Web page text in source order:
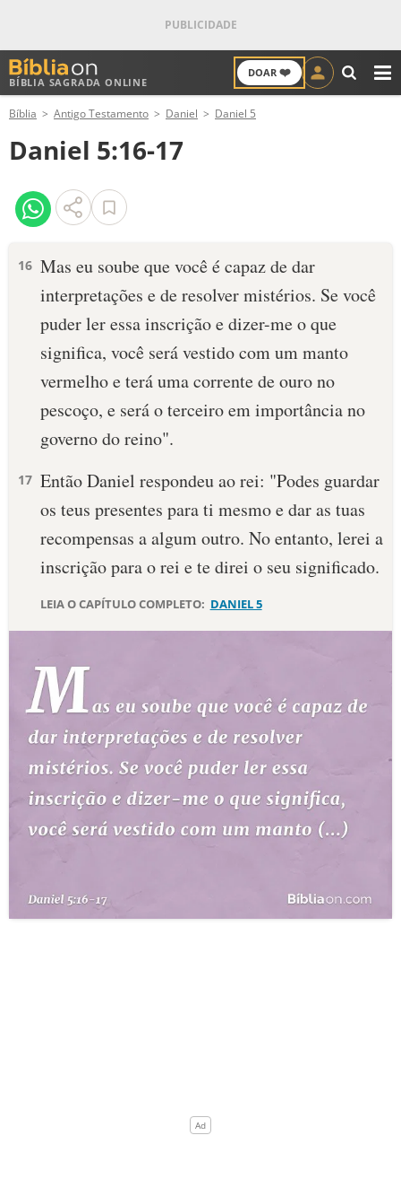
BÍBLIA SAGRADA ONLINE
DOAR ❤️
ANTIGO TESTAMENTO
NOVO TESTAMENTO
VERSÍCULOS
PALAVRA DO DIA
SALMO DO DIA
DEVOCIONAL DIÁRIO
10 MANDAMENTOS
ESTUDOS BÍBLICOS
TEMAS
TERMO BÍBLICO
QUEM SOMOS
LOJA BÍBLIAON
Bíblia Antigo Testamento Daniel Daniel 5
Daniel 5:16-17
16 Mas eu soube que você é capaz de dar
interpretações e de resolver mistérios. Se você
puder ler essa inscrição e dizer-me o que
significa, você será vestido com um manto
vermelho e terá uma corrente de ouro no
pesco­ço, e será o terceiro em importância no
governo do reino".
17 Então Daniel respondeu ao rei: "Podes guardar
os teus presentes para ti mesmo e dar as tuas
recompensas a algum outro. No entanto, lerei a
inscrição para o rei e te direi o seu significado.
LEIA O CAPÍTULO COMPLETO: DANIEL 5